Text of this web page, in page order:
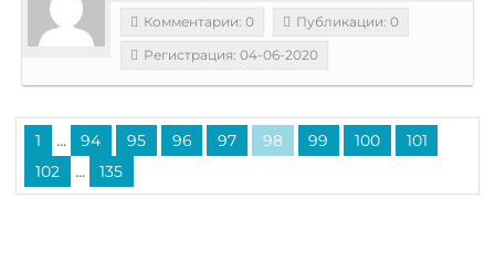
Комментарии: 0
Публикации: 0
Регистрация: 04-06-2020
1 ... 94 95 96 97 98 99 100
101
102
... 135